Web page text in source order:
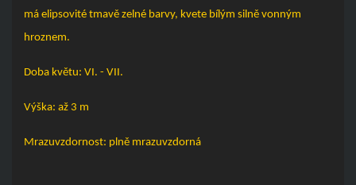
má elipsovité tmavě zelné barvy, kvete bílým silně vonným
hroznem.
Doba květu: VI. - VII.
Výška: až 3 m
Mrazuvzdornost: plně mrazuvzdorná